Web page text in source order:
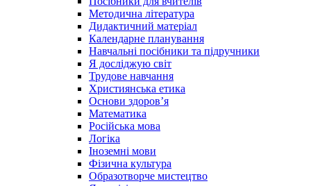
Методична література
Дидактичний матеріал
Календарне планування
Навчальні посібники та підручники
Я досліджую світ
Трудове навчання
Християнська етика
Основи здоров’я
Математика
Російська мова
Логіка
Іноземні мови
Фізична культура
Образотворче мистецтво